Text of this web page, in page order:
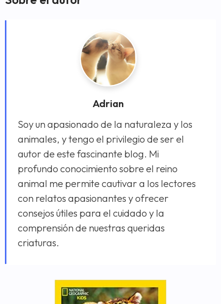
Adrian
Soy un apasionado de la naturaleza y los
animales, y tengo el privilegio de ser el
autor de este fascinante blog. Mi
profundo conocimiento sobre el reino
animal me permite cautivar a los lectores
con relatos apasionantes y ofrecer
consejos útiles para el cuidado y la
comprensión de nuestras queridas
criaturas.